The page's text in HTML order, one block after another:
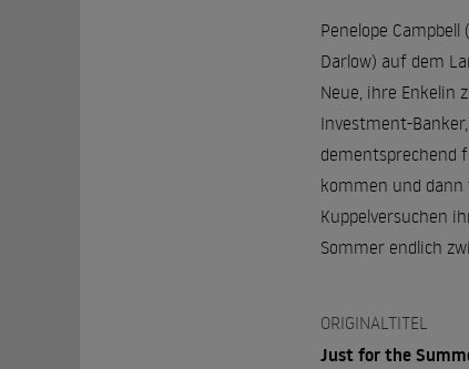
Penelope
Darlow) auf dem
Neue, ihre Enkelin
Investment-
dementsprechend
kommen und dann
Kuppelversuchen
Sommer endlich
ORIGINALTITEL
Just for the